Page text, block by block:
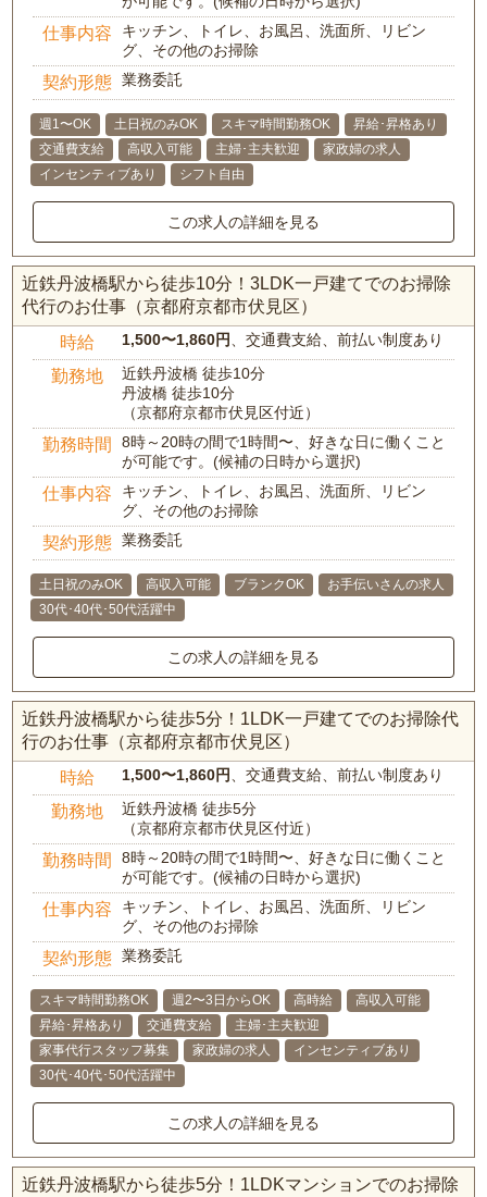
仕事内容
キッチン、トイレ、お風呂、洗面所、リビン
グ、その他のお掃除
契約形態 業務委託
週1〜OK 土日祝のみOK スキマ時間勤務OK
昇給･昇格あり
交通費支給
高収入可能 主婦･主夫歓迎
家政婦の求人
インセンティブあり
シフト自由
この求人の詳細を見る
近鉄丹波橋駅から徒歩10分！3LDK一戸建てでのお掃除
代行のお仕事（京都府京都市伏見区）
時給 1,500〜1,860円、交通費支給、前払い制度あり
勤務地
近鉄丹波橋 徒歩10分
丹波橋 徒歩10分
（京都府京都市伏見区付近）
勤務時間
8時～20時の間で1時間〜、好きな日に働くこと
が可能です。(候補の日時から選択)
仕事内容
キッチン、トイレ、お風呂、洗面所、リビン
グ、その他のお掃除
契約形態 業務委託
土日祝のみOK 高収入可能 ブランクOK
お手伝いさんの求人
30代･40代･50代活躍中
この求人の詳細を見る
近鉄丹波橋駅から徒歩5分！1LDK一戸建てでのお掃除代
行のお仕事（京都府京都市伏見区）
時給 1,500〜1,860円、交通費支給、前払い制度あり
勤務地
近鉄丹波橋 徒歩5分
（京都府京都市伏見区付近）
勤務時間
8時～20時の間で1時間〜、好きな日に働くこと
が可能です。(候補の日時から選択)
仕事内容
キッチン、トイレ、お風呂、洗面所、リビン
グ、その他のお掃除
契約形態 業務委託
スキマ時間勤務OK 週2〜3日からOK 高時給
高収入可能
昇給･昇格あり
交通費支給
主婦･主夫歓迎
家事代行スタッフ募集
家政婦の求人
インセンティブあり
30代･40代･50代活躍中
この求人の詳細を見る
近鉄丹波橋駅から徒歩5分！1LDKマンションでのお掃除